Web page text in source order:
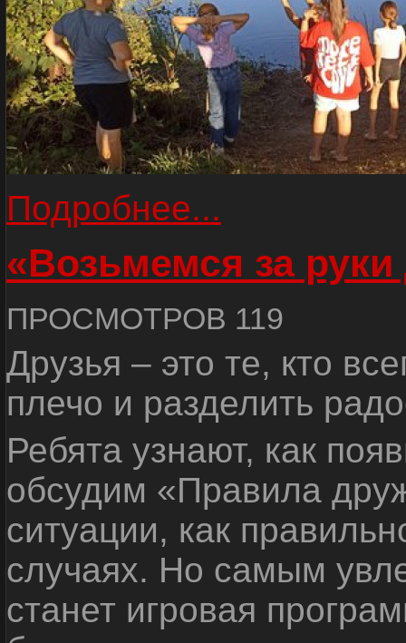
Подробнее...
«Возьмемся за руки
ПРОСМОТРОВ 119
Друзья – это те, кто
плечо и разделить
Ребята узнают, как
обсудим «Правила
ситуации, как
случаях. Но самым
станет игровая